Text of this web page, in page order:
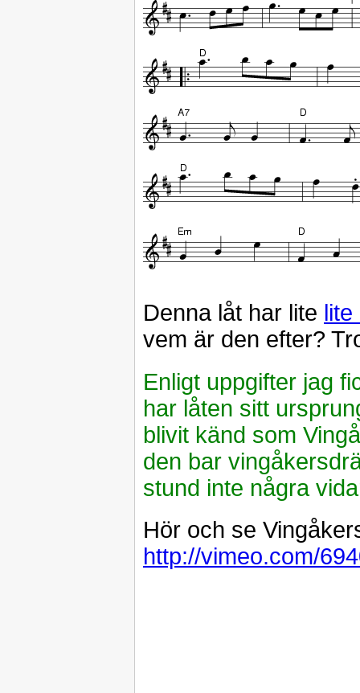
Denna låt har lite lite
vem är den efter?
Enligt uppgifter jag
har låten sitt
blivit känd som
den bar
stund inte några
Hör och se
http://vimeo.com/